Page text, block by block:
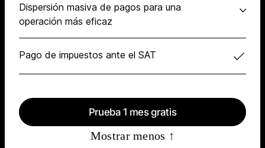
Dispersión masiva de pagos para una
operación más eficaz
Pago de impuestos ante el SAT
Prueba 1 mes gratis
Mostrar menos ↑